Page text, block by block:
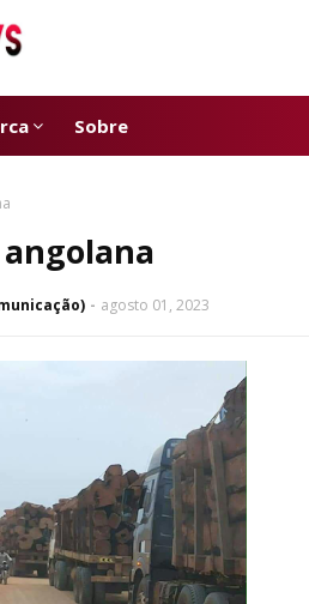
Sobre
agosto 01, 2023